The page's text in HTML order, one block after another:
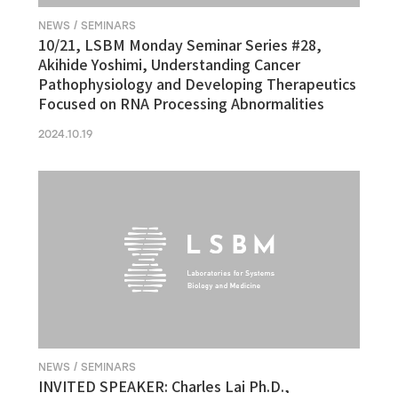
NEWS / SEMINARS
10/21, LSBM Monday Seminar Series #28,
Akihide Yoshimi, Understanding Cancer
Pathophysiology and Developing Therapeutics
Focused on RNA Processing Abnormalities
2024.10.19
NEWS / SEMINARS
INVITED SPEAKER: Charles Lai Ph.D.,